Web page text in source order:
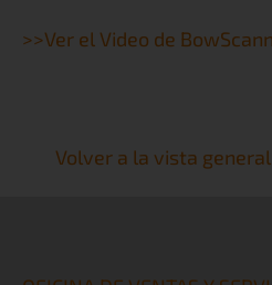
>>Ver el Video de
Volver a la vista general